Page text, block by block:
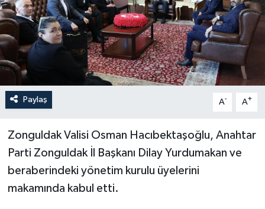
Paylaş A- A+
Zonguldak Valisi Osman Hacıbektaşoğlu, Anahtar
Parti Zonguldak İl Başkanı Dilay Yurdumakan ve
beraberindeki yönetim kurulu üyelerini
makamında kabul etti.
Mesaj
Dergim